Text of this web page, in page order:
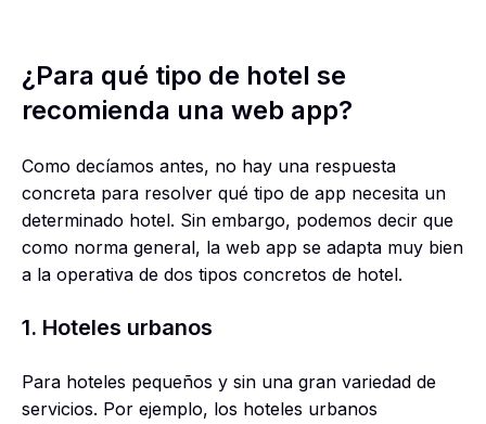
¿Para qué tipo de hotel se
recomienda una web app?
Como decíamos antes, no hay una respuesta
concreta para resolver qué tipo de app necesita un
determinado hotel. Sin embargo, podemos decir que
como norma general, la web app se adapta muy bien
a la operativa de dos tipos concretos de hotel.
1. Hoteles urbanos
Para hoteles pequeños y sin una gran variedad de
servicios. Por ejemplo, los hoteles urbanos